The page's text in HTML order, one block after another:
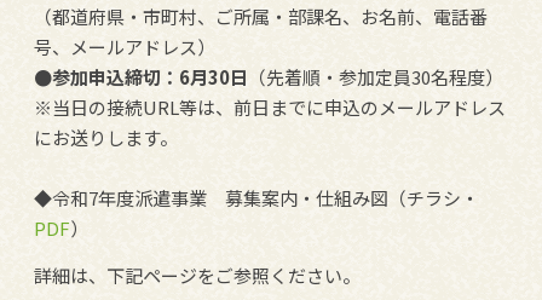
（都道府県・市町村、ご所属・部課名、お名前、電話番
号、メールアドレス）
●参加申込締切：6月30日 （先着順・参加定員30名程度）
※当日の接続URL等は、前日までに申込のメールアドレス
にお送りします。
◆令和7年度派遣事業 募集案内・仕組み図（チラシ・
PDF）
詳細は、下記ページをご参照ください。